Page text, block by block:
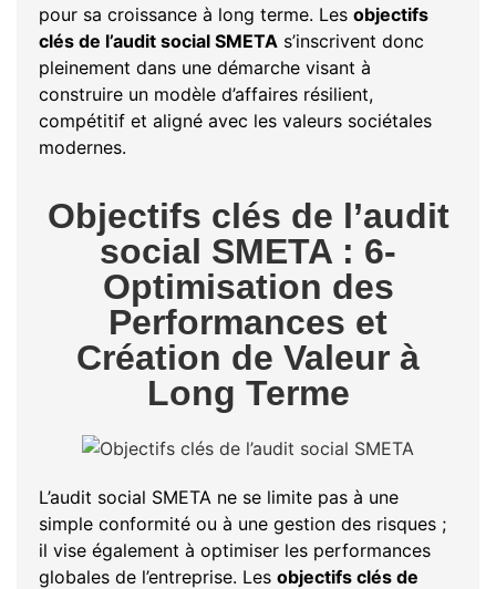
pour sa croissance à long terme. Les objectifs
clés de l’audit social SMETA s’inscrivent donc
pleinement dans une démarche visant à
construire un modèle d’affaires résilient,
compétitif et aligné avec les valeurs sociétales
modernes.
Objectifs clés de l’audit
social SMETA : 6-
Optimisation des
Performances et
Création de Valeur à
Long Terme
L’audit social SMETA ne se limite pas à une
simple conformité ou à une gestion des risques ;
il vise également à optimiser les performances
globales de l’entreprise. Les objectifs clés de